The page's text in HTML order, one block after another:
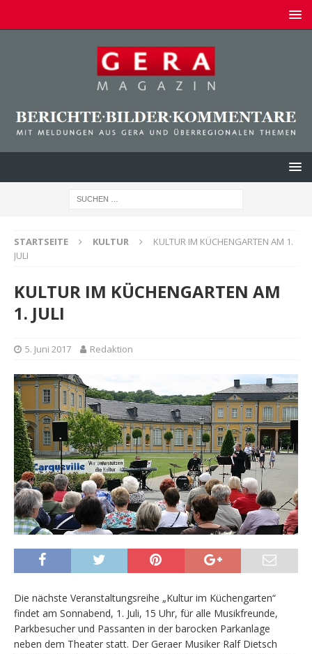
STARTSEITE KULTUR
KULTUR IM KÜCHENGARTEN AM 1.
JULI
KULTUR IM KÜCHENGARTEN AM
1. JULI
5. Juni 2017 Redaktion
Die nächste Veranstaltungsreihe „Kultur im Küchengarten“
findet am Sonnabend, 1. Juli, 15 Uhr, für alle Musikfreunde,
Parkbesucher und Passanten in der barocken Parkanlage
neben dem Theater statt. Der Geraer Musiker Ralf Dietsch